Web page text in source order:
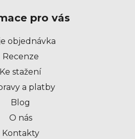
pro vás
objednávka
Recenze
Ke stažení
a platby
Blog
O nás
Kontakty